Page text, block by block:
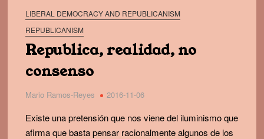
LIBERAL DEMOCRACY AND REPUBLICANISM
REPUBLICANISM
Republica, realidad, no
consenso
Mario Ramos-Reyes 2016-11-06
Existe una pretensión que nos viene del iluminismo que
afirma que basta pensar racionalmente algunos de los